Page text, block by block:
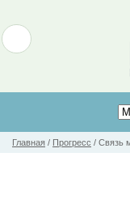
Главная / Прогресс / Связь